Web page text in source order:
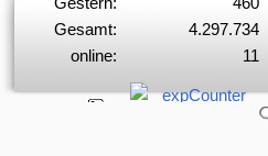
Gesamt:
4.297.734
online:
11